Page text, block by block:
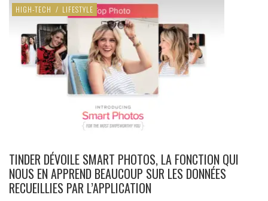
HIGH-TECH / LIFESTYLE
TINDER DÉVOILE SMART PHOTOS, LA FONCTION QUI
NOUS EN APPREND BEAUCOUP SUR LES DONNÉES
RECUEILLIES PAR L’APPLICATION